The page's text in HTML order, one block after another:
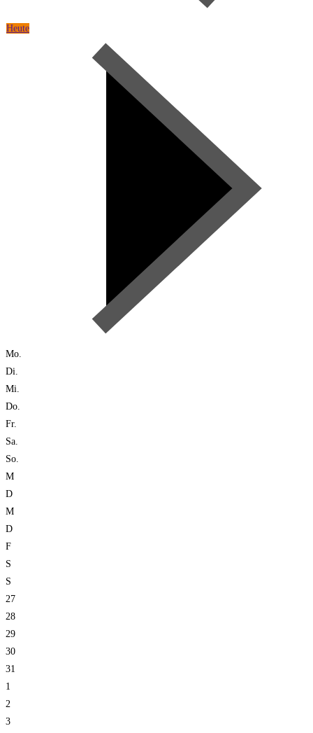
Heute
Mo.
Di.
Mi.
Do.
Fr.
Sa.
So.
M
D
M
D
F
S
S
27
28
29
30
31
1
2
3